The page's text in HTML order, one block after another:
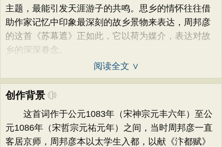
主题，最能引发天涯游子的共鸣。思乡的情怀往往借
助作家记忆中印象最深刻的故乡景物来表达，周邦彦
的这首《苏幕遮》正如此，它以荷为媒介，表达对故
乡的深深眷念。
阅读全文 ∨
创作背景
这首词作于公元1083年（宋神宗元丰六年）至公
元1086年（宋哲宗元祐元年）之间，当时周邦彦一直
客居京师，周邦彦本以太学生入都，以献《汴都赋》